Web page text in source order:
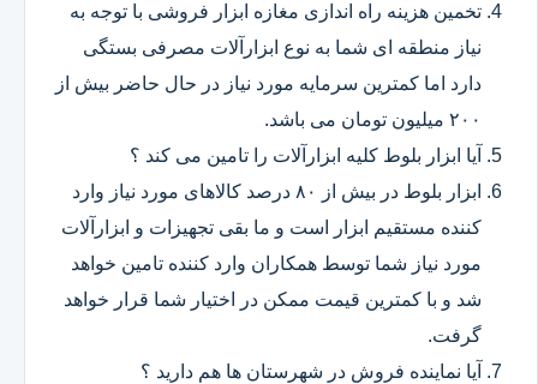
تخمین هزینه راه اندازی مغازه ابزار فروشی با توجه به
نیاز منطقه ای شما به نوع ابزارآلات مصرفی بستگی
دارد اما کمترین سرمایه مورد نیاز در حال حاضر بیش از
۲۰۰ میلیون تومان می باشد.
آیا ابزار بلوط کلیه ابزارآلات را تامین می کند ؟
ابزار بلوط در بیش از ۸۰ درصد کالاهای مورد نیاز وارد
کننده مستقیم ابزار است و ما بقی تجهیزات و ابزارآلات
مورد نیاز شما توسط همکاران وارد کننده تامین خواهد
شد و با کمترین قیمت ممکن در اختیار شما قرار خواهد
گرفت.
آیا نماینده فروش در شهرستان ها هم دارید ؟